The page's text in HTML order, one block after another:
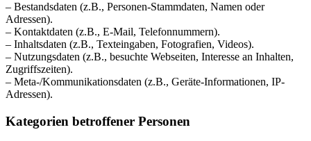
– Bestandsdaten (z.B., Personen-Stammdaten, Namen oder
Adressen).
– Kontaktdaten (z.B., E-Mail, Telefonnummern).
– Inhaltsdaten (z.B., Texteingaben, Fotografien, Videos).
– Nutzungsdaten (z.B., besuchte Webseiten, Interesse an Inhalten,
Zugriffszeiten).
– Meta-/Kommunikationsdaten (z.B., Geräte-Informationen, IP-
Adressen).
Kategorien betroffener Personen